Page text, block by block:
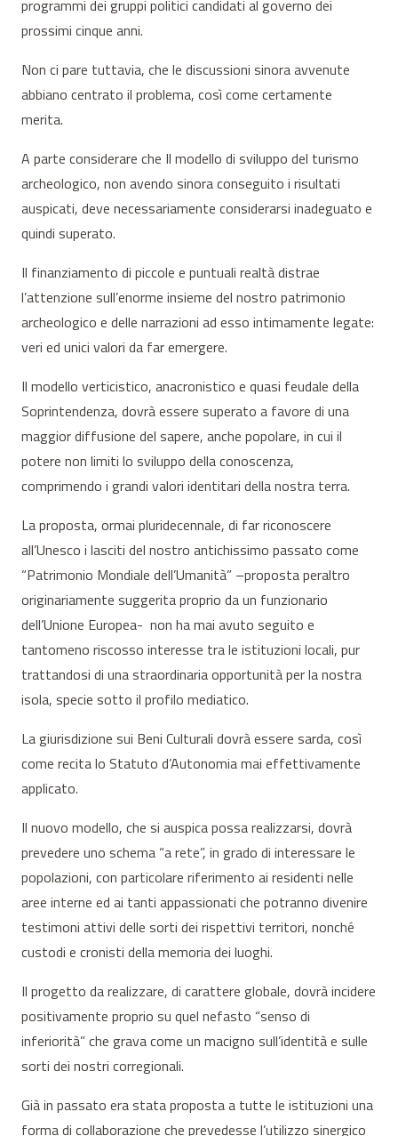
programmi dei gruppi politici candidati al governo dei
prossimi cinque anni.
Non ci pare tuttavia, che le discussioni sinora avvenute
abbiano centrato il problema, così come certamente
merita.
A parte considerare che Il modello di sviluppo del turismo
archeologico, non avendo sinora conseguito i risultati
auspicati, deve necessariamente considerarsi inadeguato e
quindi superato.
Il finanziamento di piccole e puntuali realtà distrae
l’attenzione sull’enorme insieme del nostro patrimonio
archeologico e delle narrazioni ad esso intimamente legate:
veri ed unici valori da far emergere.
Il modello verticistico, anacronistico e quasi feudale della
Soprintendenza, dovrà essere superato a favore di una
maggior diffusione del sapere, anche popolare, in cui il
potere non limiti lo sviluppo della conoscenza,
comprimendo i grandi valori identitari della nostra terra.
La proposta, ormai pluridecennale, di far riconoscere
all’Unesco i lasciti del nostro antichissimo passato come
“Patrimonio Mondiale dell’Umanità” –proposta peraltro
originariamente suggerita proprio da un funzionario
dell’Unione Europea- non ha mai avuto seguito e
tantomeno riscosso interesse tra le istituzioni locali, pur
trattandosi di una straordinaria opportunità per la nostra
isola, specie sotto il profilo mediatico.
La giurisdizione sui Beni Culturali dovrà essere sarda, così
come recita lo Statuto d’Autonomia mai effettivamente
applicato.
Il nuovo modello, che si auspica possa realizzarsi, dovrà
prevedere uno schema “a rete”, in grado di interessare le
popolazioni, con particolare riferimento ai residenti nelle
aree interne ed ai tanti appassionati che potranno divenire
testimoni attivi delle sorti dei rispettivi territori, nonché
custodi e cronisti della memoria dei luoghi.
Il progetto da realizzare, di carattere globale, dovrà incidere
positivamente proprio su quel nefasto “senso di
inferiorità” che grava come un macigno sull’identità e sulle
sorti dei nostri corregionali.
Già in passato era stata proposta a tutte le istituzioni una
forma di collaborazione che prevedesse l’utilizzo sinergico